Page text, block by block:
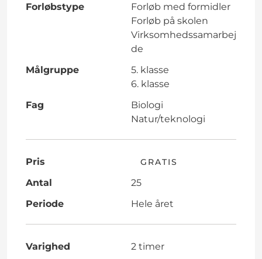
Forløbstype
Forløb med formidler
Forløb på skolen
Virksomhedssamarbej
de
Målgruppe
5. klasse
6. klasse
Fag
Biologi
Natur/teknologi
Pris GRATIS
Antal
25
Periode
Hele året
Varighed 2 timer